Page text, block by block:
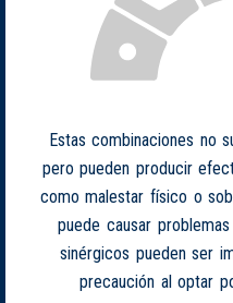
Estas combinaciones no
pero pueden producir
como malestar físico o
puede causar
sinérgicos pueden ser
precaución al optar